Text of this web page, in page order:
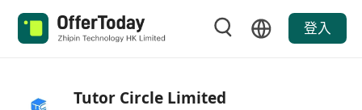
登入
Tutor Circle Limited